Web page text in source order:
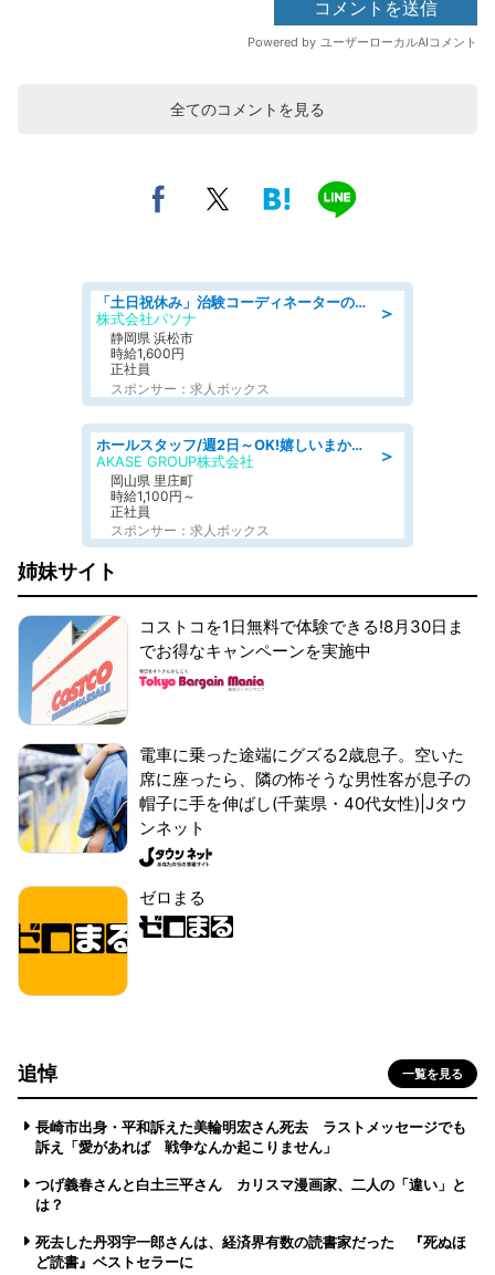
全てのコメントを見る
＞
「土日祝休み」治験コーディネーターのお仕事/未経験OK
株式会社パソナ
静岡県 浜松市
時給1,600円
正社員
スポンサー：求人ボックス
＞
ホールスタッフ/週2日～OK!嬉しいまかない付き/岡山県/浅口郡里庄町
AKASE GROUP株式会社
岡山県 里庄町
時給1,100円～
正社員
スポンサー：求人ボックス
姉妹サイト
コストコを1日無料で体験できる!8月30日ま
でお得なキャンペーンを実施中
電車に乗った途端にグズる2歳息子。空いた
席に座ったら、隣の怖そうな男性客が息子の
帽子に手を伸ばし(千葉県・40代女性)|Jタウ
ンネット
ゼロまる
追悼 一覧を見る
長崎市出身・平和訴えた美輪明宏さん死去 ラストメッセージでも
訴え「愛があれば 戦争なんか起こりません」
つげ義春さんと白土三平さん カリスマ漫画家、二人の「違い」と
は？
死去した丹羽宇一郎さんは、経済界有数の読書家だった 『死ぬほ
ど読書』ベストセラーに